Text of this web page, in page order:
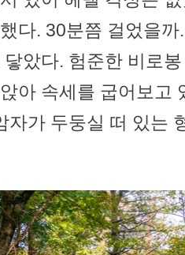
다. 30분쯤 걸었을
았다. 험준한 비로
아 속세를 굽어보고
자가 두둥실 떠 있는